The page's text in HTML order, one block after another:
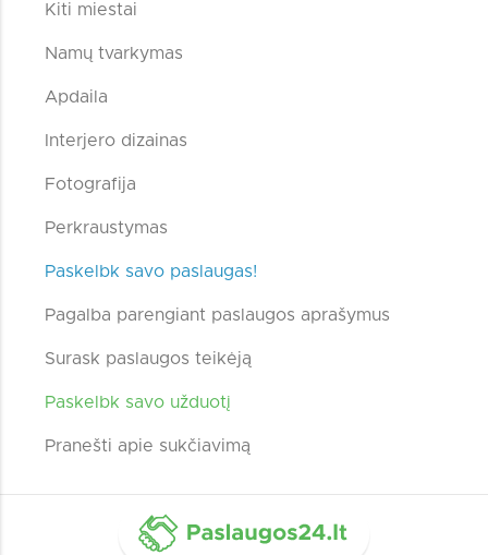
Kiti miestai
Namų tvarkymas
Apdaila
Interjero dizainas
Fotografija
Perkraustymas
Paskelbk savo paslaugas!
Pagalba parengiant paslaugos aprašymus
Surask paslaugos teikėją
Paskelbk savo užduotį
Pranešti apie sukčiavimą